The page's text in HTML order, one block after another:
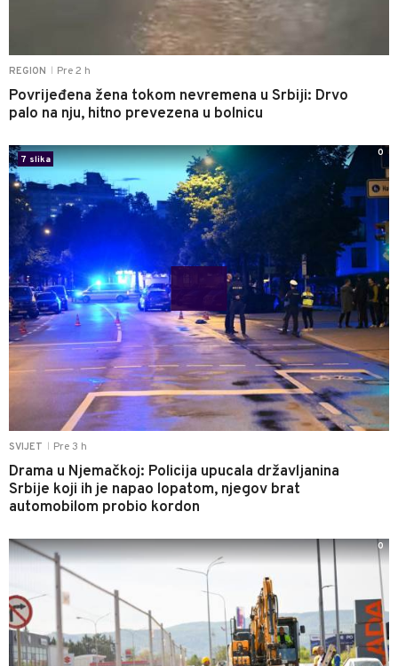
REGION Pre 2 h
Povrijeđena žena tokom nevremena u Srbiji: Drvo
palo na nju, hitno prevezena u bolnicu
SVIJET Pre 3 h
Drama u Njemačkoj: Policija upucala državljanina
Srbije koji ih je napao lopatom, njegov brat
automobilom probio kordon
7 slika
0
0